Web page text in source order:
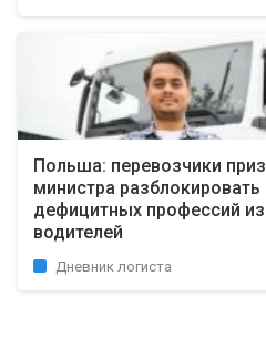
Польша: перевозчики
министра
дефицитных профессий
водителей
Дневник логиста